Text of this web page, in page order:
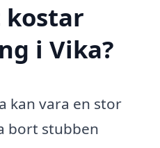
kostar
i Vika?
kan vara en stor
bort stubben